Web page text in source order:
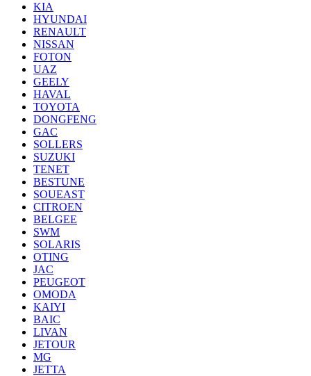
KIA
HYUNDAI
RENAULT
NISSAN
FOTON
UAZ
GEELY
HAVAL
TOYOTA
DONGFENG
GAC
SOLLERS
SUZUKI
TENET
BESTUNE
SOUEAST
CITROEN
BELGEE
SWM
SOLARIS
OTING
JAC
PEUGEOT
OMODA
KAIYI
BAIC
LIVAN
JETOUR
MG
JETTA